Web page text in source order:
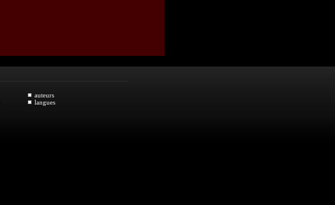
auteurs
langues